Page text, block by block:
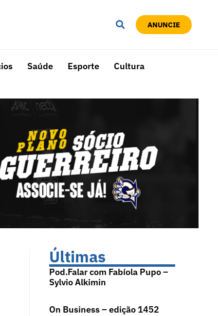
ANUNCIE
Saúde Esporte Cultura
Últimas
Pod.Falar com Fabíola Pupo –
Sylvio Alkimin
On Business – edição 1452